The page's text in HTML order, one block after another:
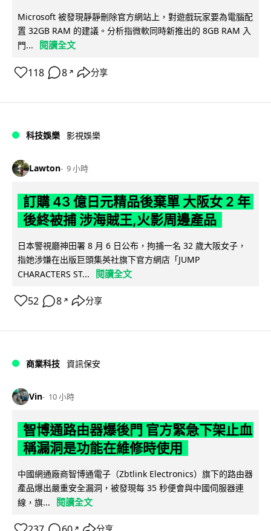
Microsoft 被發現靜靜刪除官方網站上，對遊戲玩家要為電腦配
置 32GB RAM 的建議。分析指微軟同時新推出的 8GB RAM 入
門...
閱讀全文
118 8 ↗ 分享
科技娛樂 影視娛樂
Lawton 9 小時
訂購 43 億日元精品後棄單 大阪女 2 年
後終被捕 涉海賊王,火影周邊產品
日本警視廳神田署 8 月 6 日公布，拘捕一名 32 歲大阪女子，
指她涉嫌在出版巨頭集英社旗下官方網店「JUMP
CHARACTERS ST...
閱讀全文
52 8 ↗ 分享
商業科技 資訊保安
Vin 10 小時
智博通路由器爆後門 官方緊急下架止血
稱漏洞是功能在維修時使用
中國網通廠商智博通電子（Zbtlink Electronics）旗下的路由器
產品爆出嚴重安全漏洞，被發現每 35 秒便會與中國伺服器連
線，旗...
閱讀全文
↗